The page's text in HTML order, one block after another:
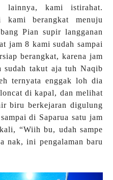
lainnya, kami istirahat.
kami berangkat menuju
Pian supir langganan
jam 8 kami sudah sampai
berangkat, karena jam
sudah takut aja tuh Naqib
ternyata enggak loh dia
di kapal, dan melihat
biru berkejaran digulung
di Saparua satu jam
“Wiih bu, udah sampe
nak, ini pengalaman baru